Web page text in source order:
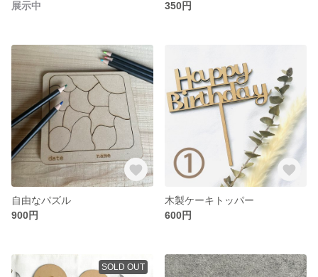
展示中
350円
自由なパズル
900円
木製ケーキトッパー
600円
SOLD OUT